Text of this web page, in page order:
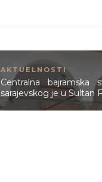
AKTUELNOSTI
Centralna bajramska
sarajevskog je u Sultan